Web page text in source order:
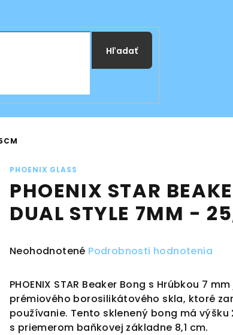
Hľadať
PHOENIX GLASS
PHOENIX STAR
DUAL STYLE 7MM -
Priemerné
produktu
je
0,0
z
Neohodnotené Podrobnosti hodnotenia
PHOENIX STAR Beaker Bong s Hrúbkou 7
prémiového borosilikátového skla, ktoré
používanie. Tento sklenený bong má výšku
s priemerom baňkovej základne 8,1 cm.